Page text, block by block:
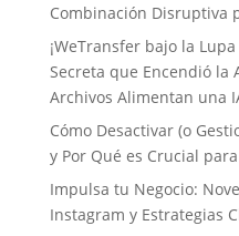
Combinación Disruptiva
¡WeTransfer bajo la
Secreta que Encendió la
Archivos Alimentan una
Cómo Desactivar (o
y Por Qué es Crucial
Impulsa tu Negocio:
Instagram y Estrategias